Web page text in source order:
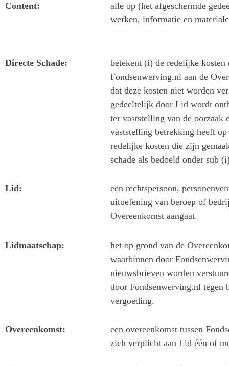
Content:
alle op (het afgeschermde
werken, informatie en
Directe Schade:
betekent (i) de redelijke
Fondsenwerving.nl aan de
dat deze kosten niet worden
gedeeltelijk door Lid wordt
ter vaststelling van de oorzaak
vaststelling betrekking heeft
redelijke kosten die zijn
schade als bedoeld onder sub
Lid:
een rechtspersoon,
uitoefening van beroep of
Overeenkomst aangaat.
Lidmaatschap:
het op grond van de
waarbinnen door
nieuwsbrieven worden
door Fondsenwerving.nl tegen
vergoeding.
Overeenkomst:
een overeenkomst tussen
zich verplicht aan Lid één of